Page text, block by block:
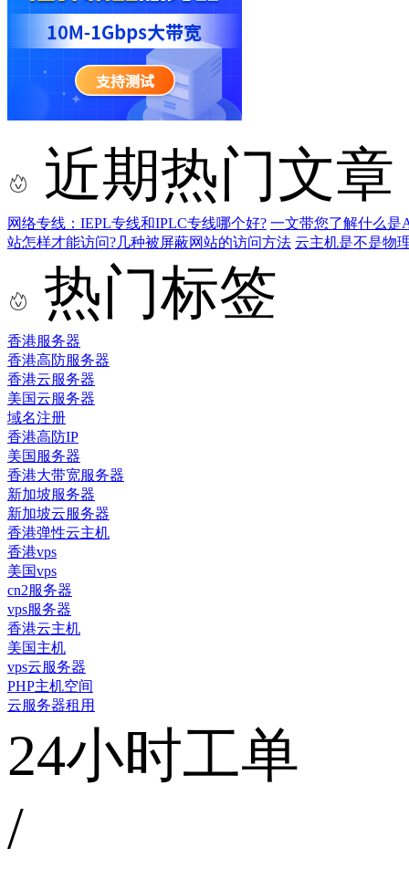
近期热门文章
网络专线：IEPL专线和IPLC专线哪个好? 一文带您了解什么是
站怎样才能访问?几种被屏蔽网站的访问方法 云主机是不是物
热门标签
香港服务器
香港高防服务器
香港云服务器
美国云服务器
域名注册
香港高防IP
美国服务器
香港大带宽服务器
新加坡服务器
新加坡云服务器
香港弹性云主机
香港vps
美国vps
cn2服务器
vps服务器
香港云主机
美国主机
vps云服务器
PHP主机空间
云服务器租用
24小时工单
/